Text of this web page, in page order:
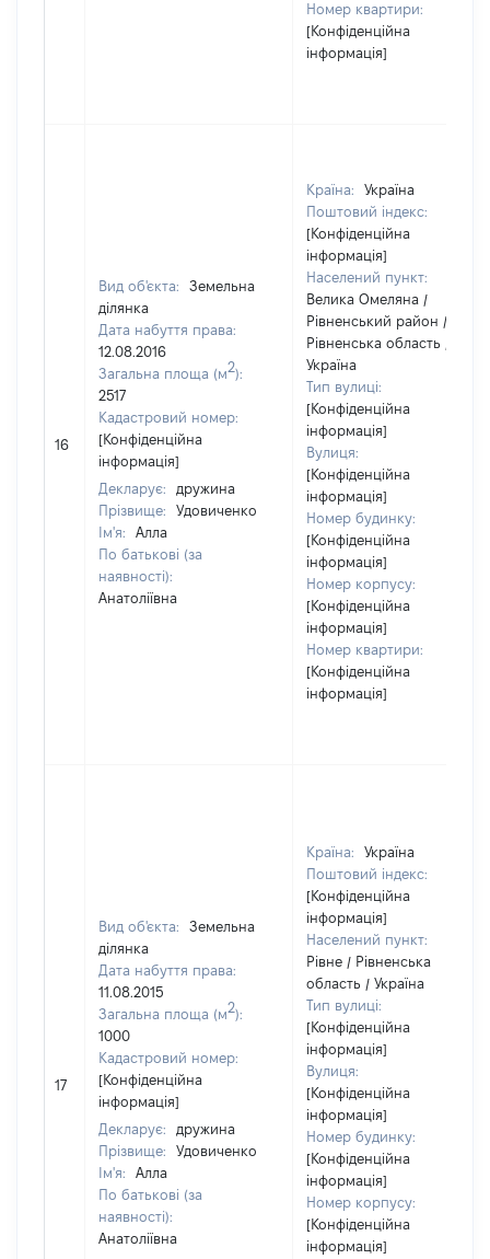
Номер квартири:
[Конфіденційна
інформація]
16
Вид об'єкта:
Земельна
ділянка
Дата набуття права:
12.08.2016
Загальна площа (м2):
2517
Кадастровий номер:
[Конфіденційна
інформація]
Декларує:
дружина
Прізвище:
Удовиченко
Ім'я:
Алла
По батькові (за
наявності):
Анатоліївна
Країна:
Україна
Поштовий індекс:
[Конфіденційна
інформація]
Населений пункт:
Велика Омеляна /
Рівненський район /
Рівненська область /
Україна
Тип вулиці:
[Конфіденційна
інформація]
Вулиця:
[Конфіденційна
інформація]
Номер будинку:
[Конфіденційна
інформація]
Номер корпусу:
[Конфіденційна
інформація]
Номер квартири:
[Конфіденційна
інформація]
17
Вид об'єкта:
Земельна
ділянка
Дата набуття права:
11.08.2015
Загальна площа (м2):
1000
Кадастровий номер:
[Конфіденційна
інформація]
Декларує:
дружина
Прізвище:
Удовиченко
Ім'я:
Алла
По батькові (за
наявності):
Анатоліївна
Країна:
Україна
Поштовий індекс:
[Конфіденційна
інформація]
Населений пункт:
Рівне / Рівненська
область / Україна
Тип вулиці:
[Конфіденційна
інформація]
Вулиця:
[Конфіденційна
інформація]
Номер будинку:
[Конфіденційна
інформація]
Номер корпусу:
[Конфіденційна
інформація]